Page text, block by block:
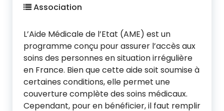
Association
L’Aide Médicale de l’Etat (AME) est un
programme conçu pour assurer l’accès aux
soins des personnes en situation irrégulière
en France. Bien que cette aide soit soumise à
certaines conditions, elle permet une
couverture complète des soins médicaux.
Cependant, pour en bénéficier, il faut remplir